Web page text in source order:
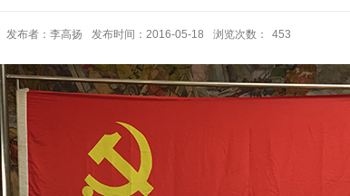
发布者：李高扬 发布时间：2016-05-18 浏览次数： 453